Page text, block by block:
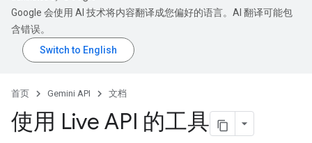
Google 会使用 AI 技术将内容翻译成您偏好的语言。AI 翻译可能包
含错误。
首页 Gemini API 文档
使用 Live API 的工具